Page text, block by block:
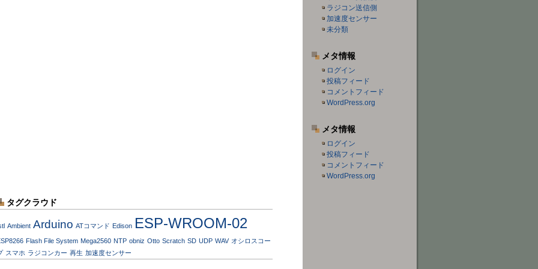
ラジコン送信側
加速度センサー
未分類
メタ情報
ログイン
投稿フィード
コメントフィード
WordPress.org
メタ情報
ログイン
投稿フィード
コメントフィード
WordPress.org
タグクラウド
Ambient Arduino ATコマンド Edison ESP-WROOM-02
Flash File System Mega2560 NTP obniz Otto Scratch SD UDP WAV オシロスコー
スマホ ラジコンカー 再生 加速度センサー